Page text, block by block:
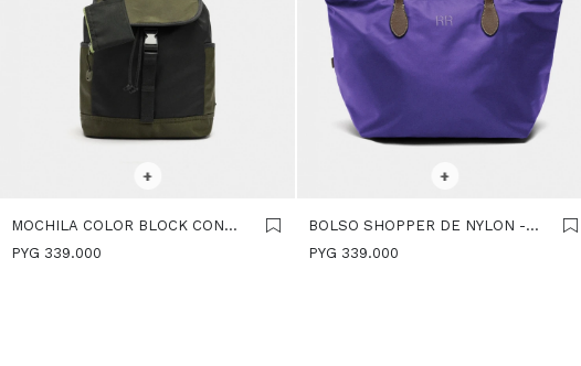
+
MOCHILA COLOR BLOCK CON
NYLON - NEGRO
PYG 339.000
+
BOLSO SHOPPER DE NYLON -
VIOLETA
PYG 339.000